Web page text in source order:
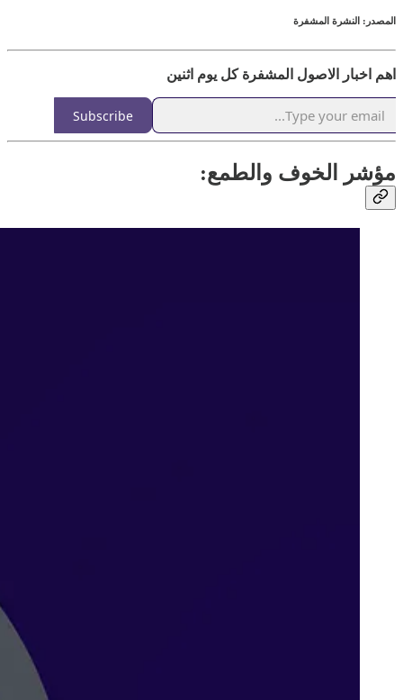
المصدر: النشرة المشفرة
اهم اخبار الاصول المشفرة كل يوم اثنين
Subscribe
مؤشر الخوف والطمع: